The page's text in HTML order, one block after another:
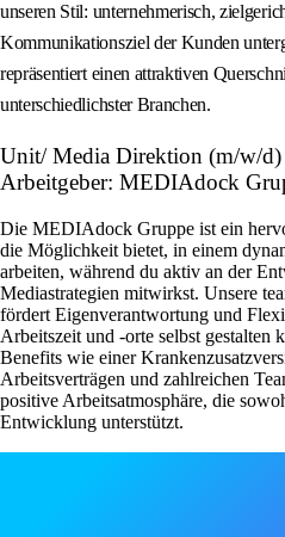
unseren Stil: unternehmerisch,
Kommunikationsziel der Kunden
repräsentiert einen attraktiven
unterschiedlichster Branchen.
Unit/ Media Direktion (m/w/
Arbeitgeber: MEDIAdock
Die MEDIAdock Gruppe ist ein
die Möglichkeit bietet, in einem
arbeiten, während du aktiv an der
Mediastrategien mitwirkst. Unsere
fördert Eigenverantwortung und
Arbeitszeit und -orte selbst gestalten
Benefits wie einer
Arbeitsverträgen und zahlreichen
positive Arbeitsatmosphäre, die
Entwicklung unterstützt.